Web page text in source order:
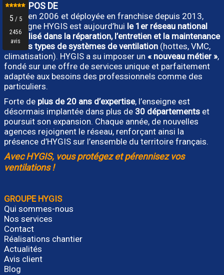
A PROPOS DE
Créée en 2006 et déployée en franchise depuis 2013,
l’enseigne HYGIS est aujourd’hui le 1er réseau national
spécialisé dans la réparation, l’entretien et la maintenance
de tous types de systèmes de ventilation (hottes, VMC,
climatisation). HYGIS a su imposer un « nouveau métier »,
fondé sur une offre de services unique et parfaitement
adaptée aux besoins des professionnels comme des
particuliers.
Forte de plus de 20 ans d’expertise, l’enseigne est
désormais implantée dans plus de 30 départements et
poursuit son expansion. Chaque année, de nouvelles
agences rejoignent le réseau, renforçant ainsi la
présence d’HYGIS sur l’ensemble du territoire français.
Avec HYGIS, vous protégez et pérennisez vos
ventilations !
GROUPE HYGIS
Qui sommes-nous
Nos services
Contact
Réalisations chantier
Actualités
Avis client
Blog